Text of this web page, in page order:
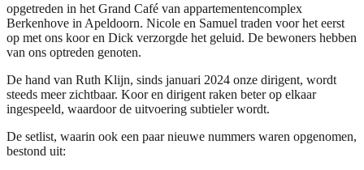
opgetreden in het Grand Café van appartementencomplex
Berkenhove in Apeldoorn. Nicole en Samuel traden voor het eerst
op met ons koor en Dick verzorgde het geluid. De bewoners hebben
van ons optreden genoten.
De hand van Ruth Klijn, sinds januari 2024 onze dirigent, wordt
steeds meer zichtbaar. Koor en dirigent raken beter op elkaar
ingespeeld, waardoor de uitvoering subtieler wordt.
De setlist, waarin ook een paar nieuwe nummers waren opgenomen,
bestond uit: